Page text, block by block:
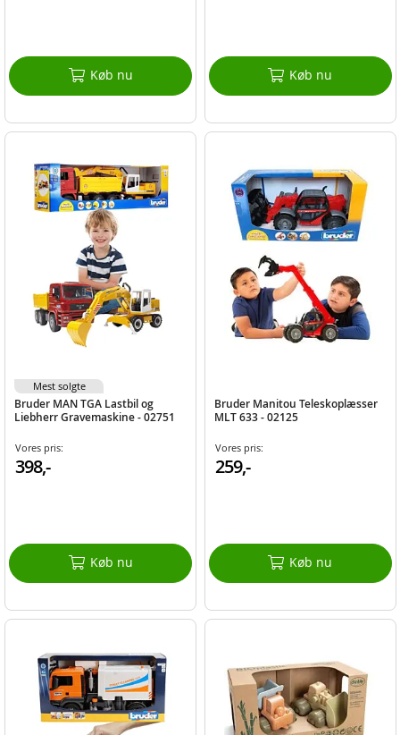
Køb nu Køb nu
Bruder MAN TGA Lastbil og
Liebherr Gravemaskine - 02751
Vores pris:
398,-
Køb nu
Mest solgte
Bruder Manitou Teleskoplæsser
MLT 633 - 02125
Vores pris:
259,-
Køb nu